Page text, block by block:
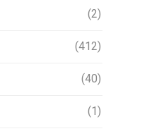
(2)
(412)
(40)
(1)